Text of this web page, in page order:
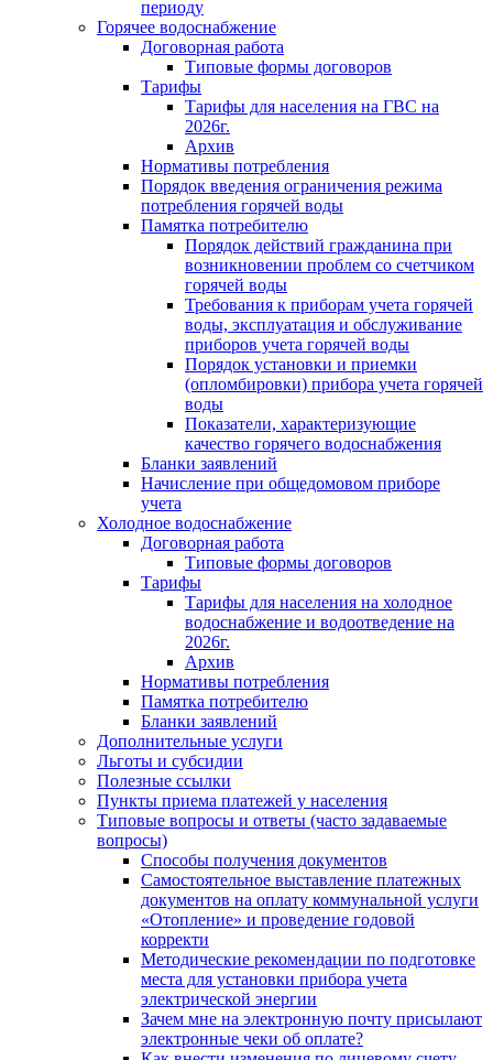
периоду
Горячее водоснабжение
Договорная работа
Типовые формы договоров
Тарифы
Тарифы для населения на ГВС на
2026г.
Архив
Нормативы потребления
Порядок введения ограничения режима
потребления горячей воды
Памятка потребителю
Порядок действий гражданина при
возникновении проблем со счетчиком
горячей воды
Требования к приборам учета горячей
воды, эксплуатация и обслуживание
приборов учета горячей воды
Порядок установки и приемки
(опломбировки) прибора учета горячей
воды
Показатели, характеризующие
качество горячего водоснабжения
Бланки заявлений
Начисление при общедомовом приборе
учета
Холодное водоснабжение
Договорная работа
Типовые формы договоров
Тарифы
Тарифы для населения на холодное
водоснабжение и водоотведение на
2026г.
Архив
Нормативы потребления
Памятка потребителю
Бланки заявлений
Дополнительные услуги
Льготы и субсидии
Полезные ссылки
Пункты приема платежей у населения
Типовые вопросы и ответы (часто задаваемые
вопросы)
Способы получения документов
Самостоятельное выставление платежных
документов на оплату коммунальной услуги
«Отопление» и проведение годовой
корректи
Методические рекомендации по подготовке
места для установки прибора учета
электрической энергии
Зачем мне на электронную почту присылают
электронные чеки об оплате?